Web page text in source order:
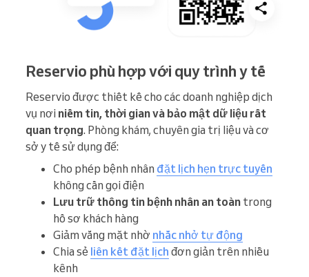
Reservio phù hợp với quy trình y tế
Reservio được thiết kế cho các doanh nghiệp dịch
vụ nơi niềm tin, thời gian và bảo mật dữ liệu rất
quan trọng. Phòng khám, chuyên gia trị liệu và cơ
sở y tế sử dụng để:
Cho phép bệnh nhân đặt lịch hẹn trực tuyến
không cần gọi điện
Lưu trữ thông tin bệnh nhân an toàn trong
hồ sơ khách hàng
Giảm vắng mặt nhờ nhắc nhở tự động
Chia sẻ liên kết đặt lịch đơn giản trên nhiều
kênh